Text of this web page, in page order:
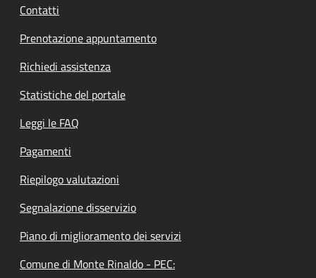
Contatti
Prenotazione appuntamento
Richiedi assistenza
Statistiche del portale
Leggi le FAQ
Pagamenti
Riepilogo valutazioni
Segnalazione disservizio
Piano di miglioramento dei servizi
Comune di Monte Rinaldo - PEC: